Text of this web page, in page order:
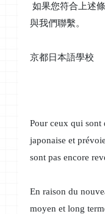
如果您符合上述
與我們聯繫。
京都日本語學校
Pour ceux qui sont
japonaise et
sont pas encore
En raison du
moyen et long